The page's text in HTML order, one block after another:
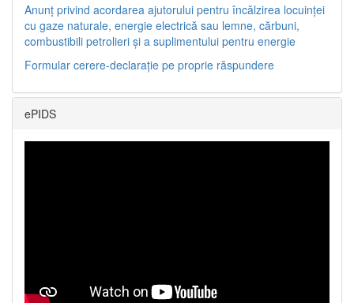
Anunț privind acordarea ajutorului pentru încălzirea locuinței
cu gaze naturale, energie electrică sau lemne, cărbuni,
combustibili petrolieri și a suplimentului pentru energie
Formular cerere-declarație pe proprie răspundere
ePIDS